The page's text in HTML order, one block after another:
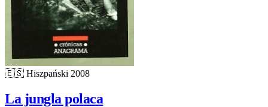
🇪🇸 Hiszpański 2008
La jungla polaca